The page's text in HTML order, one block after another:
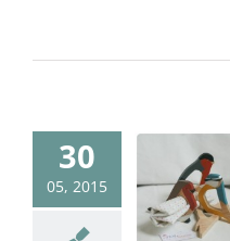
30
05, 2015
pour
enfants !